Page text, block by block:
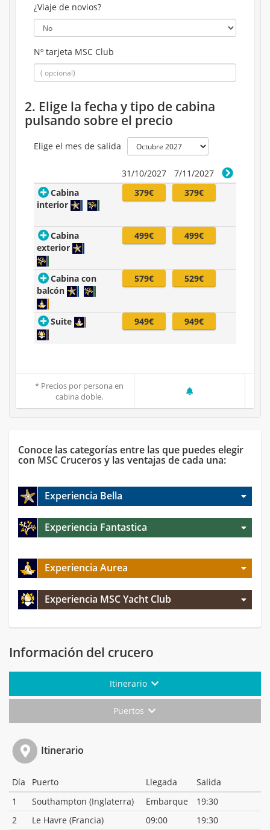
¿Viaje de novios?
Nº tarjeta MSC Club
2. Elige la fecha y tipo de cabina
pulsando sobre el precio
Elige el mes de salida
31/10/2027
7/11/2027
Cabina
interior
379€ 379€
Cabina
exterior
499€ 499€
Cabina con
balcón
579€ 529€
Suite 949€ 949€
* Precios por persona en
cabina doble.
Conoce las categorías entre las que puedes elegir
con MSC Cruceros y las ventajas de cada una:
Experiencia Bella
Experiencia Fantastica
Experiencia Aurea
Experiencia MSC Yacht Club
Información del crucero
Itinerario
Puertos
Itinerario
Día Puerto Llegada
Salida
1
Southampton (Inglaterra) Embarque
19:30
2
Le Havre (Francia) 09:00 19:30